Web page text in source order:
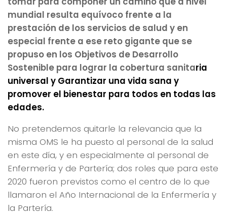
mundial resulta equívoco frente a la
prestación de los servicios de salud y en
especial frente a ese reto gigante que se
propuso en los Objetivos de Desarrollo
Sostenible para lograr la cobertura sanitaria
universal y Garantizar una vida sana y
promover el bienestar para todos en todas las
edades.
No pretendemos quitarle la relevancia que la
misma OMS le ha puesto al personal de la salud
en este día, y en especialmente al personal de
Enfermería y de Partería; dos roles que para este
2020 fueron previstos como el centro de lo que
llamaron el Año Internacional de la Enfermería y
la Partería.